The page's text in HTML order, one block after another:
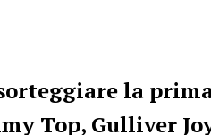
la
Top, Gulliver